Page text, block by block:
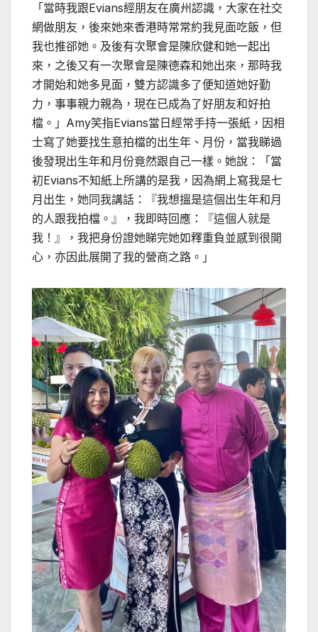
「當時我跟Evians經朋友在廣州認識，大家在社交
網做朋友，後來她來香港時常常約我見面吃飯，但
我也推郤她。及後有次聚會是陳欣健和她一起出
來，之後又有一次聚會是陳德森和她出來，那時我
才開始和她多見面，雙方認識多了便知道她好勤
力，事事親力親為，現在已成為了好朋友和好拍
檔。」Amy笑指Evians當日經常手持一張紙，因相
士寫了她要找生意拍檔的出生年、月份，當我睇過
後發現出生年和月份竟然跟自己一樣。她說：「當
初Evians不知紙上所講的是我，因為網上寫我是七
月出生，她同我講話：『我想搵是這個出生年和月
的人跟我拍檔。』，我即時回應：『這個人就是
我！』，我把身份證她睇完她如釋重負並感到很開
心，亦因此展開了我的營商之路。」